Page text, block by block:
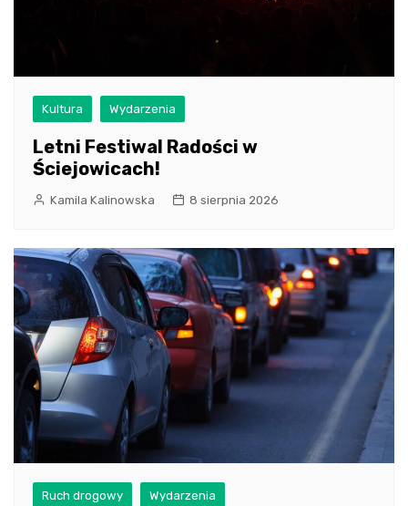
Kultura Wydarzenia
Letni Festiwal Radości w
Ściejowicach!
Kamila Kalinowska 8 sierpnia 2026
Ruch drogowy Wydarzenia